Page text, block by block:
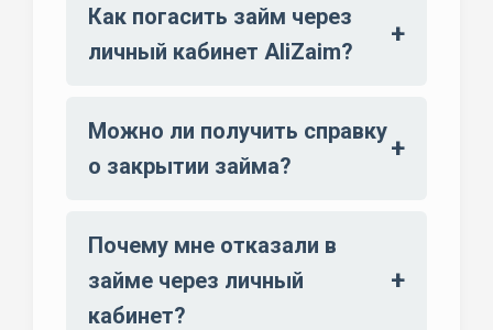
Как погасить займ через
личный кабинет AliZaim?
Можно ли получить справку
о закрытии займа?
Почему мне отказали в
займе через личный
кабинет?